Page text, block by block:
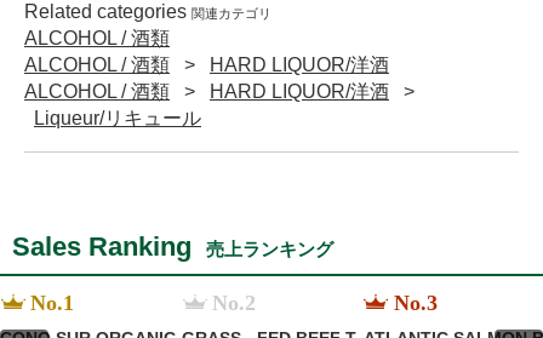
Related categories 関連カテゴリ
ALCOHOL / 酒類
ALCOHOL / 酒類
HARD LIQUOR/洋酒
ALCOHOL / 酒類
HARD LIQUOR/洋酒
Liqueur/リキュール
Sales Ranking 売上ランキング
No.1 No.2 No.3